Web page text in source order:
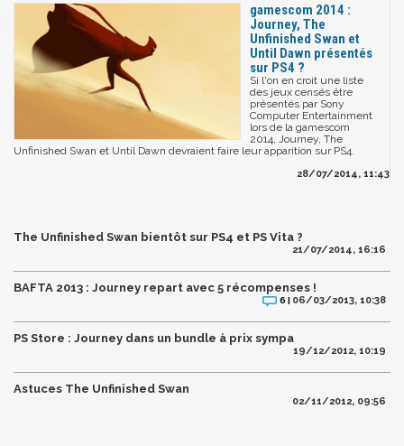
gamescom 2014 :
Journey, The
Unfinished Swan et
Until Dawn présentés
sur PS4 ?
Si l'on en croit une liste
des jeux censés être
présentés par Sony
Computer Entertainment
lors de la gamescom
2014, Journey, The
Unfinished Swan et Until Dawn devraient faire leur apparition sur PS4.
28/07/2014, 11:43
The Unfinished Swan bientôt sur PS4 et PS Vita ?
21/07/2014, 16:16
BAFTA 2013 : Journey repart avec 5 récompenses !
6 | 06/03/2013, 10:38
PS Store : Journey dans un bundle à prix sympa
19/12/2012, 10:19
Astuces The Unfinished Swan
02/11/2012, 09:56